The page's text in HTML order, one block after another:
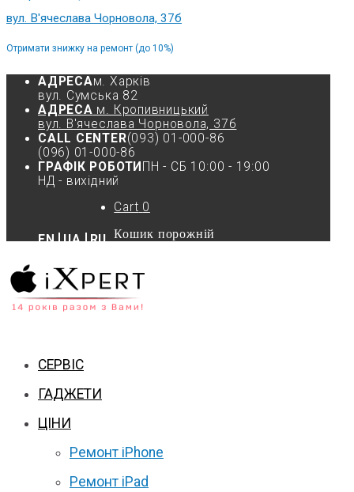
вул. В'ячеслава Чорновола, 37б
Отримати знижку на ремонт (до 10%)
АДРЕСАм. Харків
вул. Cумська 82
АДРЕСА м. Кропивницький
вул. В'ячеслава Чорновола, 37б
CALL CENTER(093) 01-000-86
(096) 01-000-86
ГРАФІК РОБОТИ ПН - СБ 10:00 - 19:00
НД - вихідний
EN UA RU
Cart 0
Кошик порожній
СЕРВІС
ГАДЖЕТИ
ЦІНИ
Ремонт iPhone
Ремонт iPad